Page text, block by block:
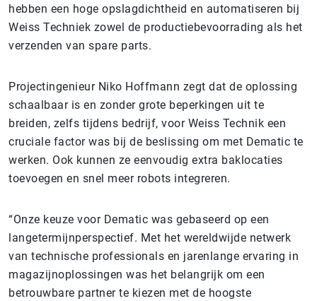
hebben een hoge opslagdichtheid en automatiseren bij
Weiss Techniek zowel de productiebevoorrading als het
verzenden van spare parts.
Projectingenieur Niko Hoffmann zegt dat de oplossing
schaalbaar is en zonder grote beperkingen uit te
breiden, zelfs tijdens bedrijf, voor Weiss Technik een
cruciale factor was bij de beslissing om met Dematic te
werken. Ook kunnen ze eenvoudig extra baklocaties
toevoegen en snel meer robots integreren.
“Onze keuze voor Dematic was gebaseerd op een
langetermijnperspectief. Met het wereldwijde netwerk
van technische professionals en jarenlange ervaring in
magazijnoplossingen was het belangrijk om een
betrouwbare partner te kiezen met de hoogste